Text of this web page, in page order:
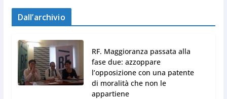
Dall’archivio
RF. Maggioranza passata alla
fase due: azzoppare
l’opposizione con una patente
di moralità che non le
appartiene